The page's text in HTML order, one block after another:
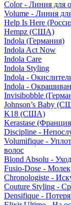
Color - Линия для
Volume - Линия
Help Is Here
Hempz (США)
Indola (Германия)
Indola Act Now
Indola Care
Indola Styling
Indola -
Indola -
Invisibobble
Johnson’s Baby
K18 (США)
Kerastase
Discipline -
Volumifique -
волос
Blond Absolu -
Fusio-Dose -
Chronologiste -
Couture Styling -
Densifique -